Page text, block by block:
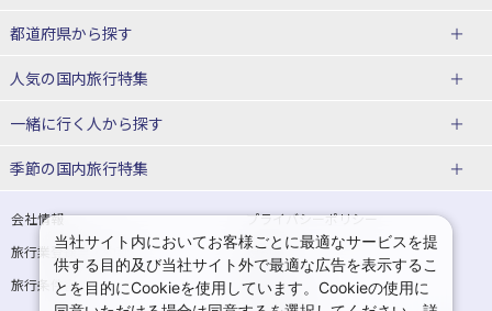
青森県
宮城県
山形県
関東
埼玉県 千葉県
茨城県 栃木県
青森県ホテル・旅館
宮城県ホテル・旅館
山形県ホテル・旅館
東京都ホテル・旅館 神奈川県ホテル・旅館
埼玉県ホテル・旅館 千葉県ホテル・旅館
北海道
湯の川温泉(北海道)
十勝川温泉(北海道)
洞爺湖温泉(北海道)
層雲峡温泉(北海道)
東北
花巻温泉(岩手) 蔵王温泉(山形)
都道府県から探す
北海道旅行・ツアー
東北
青森旅行・ツアー 岩手旅行・ツアー
宮城旅行・ツアー 秋田旅行・ツアー
山形旅行・ツアー 福島旅行・ツアー
人気の国内旅行特集
東京ディズニーリゾート®への旅
ユニバーサル・スタジオ・ジャパ
一緒に行く人から探す
一人旅 国内版
カップル・夫婦旅行 国内版 女子旅 国内版
卒業旅行・学生旅行 国内版
季節の国内旅行特集
桜・お花見特集
ゴールデンウィーク（GW）の国内
旅行
夏休み・お盆の国内旅行 7月の国内旅行
会社情報
プライバシーポリシー
旅行業登録票・約款
規約集
旅行条件書
商標について
当社サイト内においてお客様ごとに最適なサービスを提
供する目的及び当社サイト外で最適な広告を表示するこ
とを目的にCookieを使用しています。Cookieの使用に